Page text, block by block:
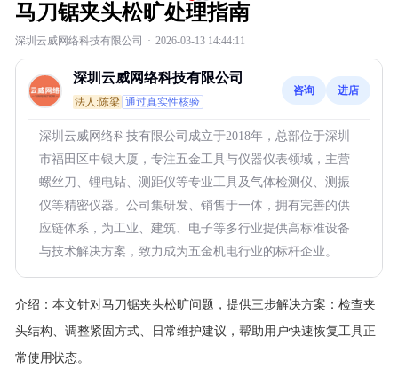
马刀锯夹头松旷处理指南
深圳云威网络科技有限公司 · 2026-03-13 14:44:11
深圳云威网络科技有限公司
法人:陈梁 通过真实性核验
咨询 进店
深圳云威网络科技有限公司成立于2018年，总部位于深圳
市福田区中银大厦，专注五金工具与仪器仪表领域，主营
螺丝刀、锂电钻、测距仪等专业工具及气体检测仪、测振
仪等精密仪器。公司集研发、销售于一体，拥有完善的供
应链体系，为工业、建筑、电子等多行业提供高标准设备
与技术解决方案，致力成为五金机电行业的标杆企业。
介绍： 本文针对马刀锯夹头松旷问题，提供三步解决方案：检查夹
头结构、调整紧固方式、日常维护建议，帮助用户快速恢复工具正
常使用状态。